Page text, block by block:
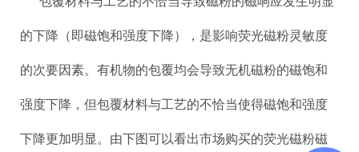
的下降（即磁饱和强度下降），是影响荧光磁粉灵敏度
的次要因素。有机物的包覆均会导致无机磁粉的磁饱和
强度下降，但包覆材料与工艺的不恰当使得磁饱和强度
下降更加明显。由下图可以看出市场购买的荧光磁粉磁